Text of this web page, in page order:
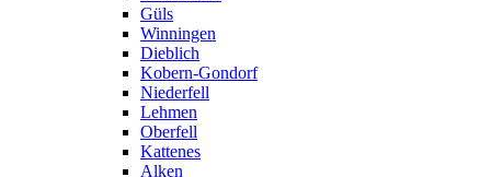
Güls
Winningen
Dieblich
Kobern-Gondorf
Niederfell
Lehmen
Oberfell
Kattenes
Alken